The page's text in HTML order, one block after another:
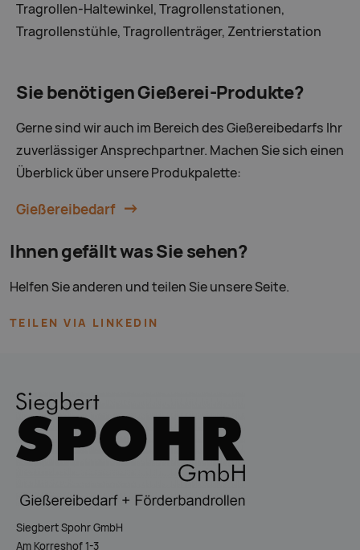
Tragrollen-Haltewinkel, Tragrollenstationen,
Tragrollenstühle, Tragrollenträger, Zentrierstation
Sie benötigen Gießerei-Produkte?
Gerne sind wir auch im Bereich des Gießereibedarfs Ihr
zuverlässiger Ansprechpartner. Machen Sie sich einen
Überblick über unsere Produkpalette:
Gießereibedarf
Ihnen gefällt was Sie sehen?
Helfen Sie anderen und teilen Sie unsere Seite.
TEILEN VIA LINKEDIN
Siegbert Spohr GmbH
Am Korreshof 1-3